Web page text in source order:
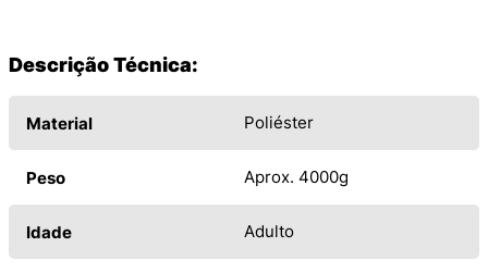
Descrição Técnica:
Material Poliéster
Peso Aprox. 4000g
Idade Adulto